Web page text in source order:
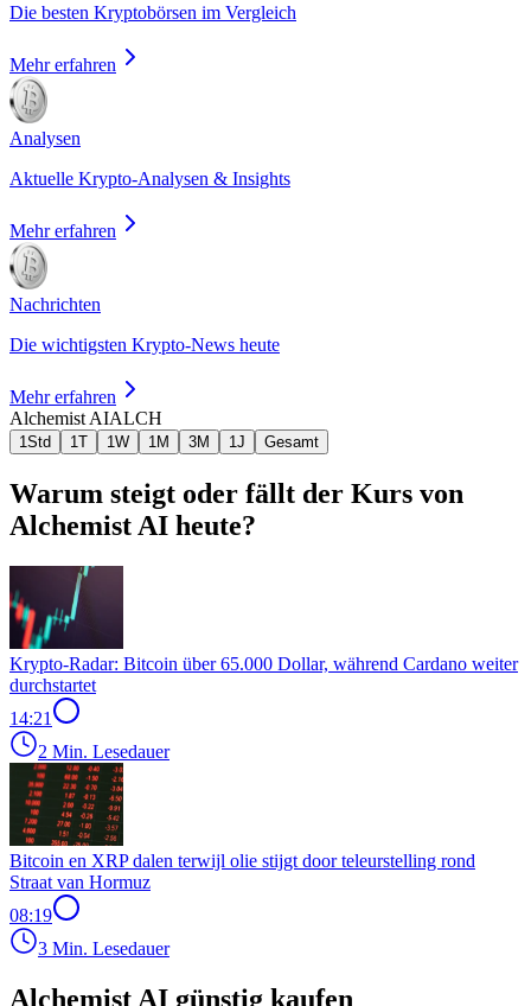
Die besten Kryptobörsen im Vergleich
Mehr erfahren
Analysen
Aktuelle Krypto-Analysen & Insights
Mehr erfahren
Nachrichten
Die wichtigsten Krypto-News heute
Mehr erfahren
Alchemist AIALCH
1Std 1T 1W 1M 3M 1J Gesamt
Warum steigt oder fällt der Kurs von
Alchemist AI heute?
Krypto-Radar: Bitcoin über 65.000 Dollar, während Cardano weiter
durchstartet
14:21
2 Min. Lesedauer
Bitcoin en XRP dalen terwijl olie stijgt door teleurstelling rond
Straat van Hormuz
08:19
3 Min. Lesedauer
Alchemist AI günstig kaufen